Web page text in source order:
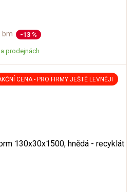
bm -13 %
prodejnách
CENA - PRO FIRMY JEŠTĚ LEVNĚJI